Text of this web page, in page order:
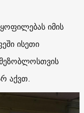
იმის
ისეთი
აქვთ.